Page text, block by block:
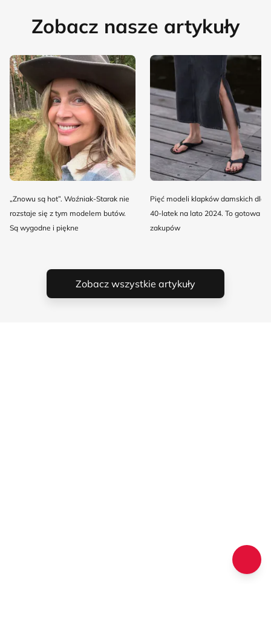
Zobacz nasze artykuły
„Znowu są hot”. Woźniak-Starak nie
rozstaje się z tym modelem butów.
Są wygodne i piękne
Pięć modeli klapków damskich dla
40-latek na lato 2024. To gotowa
zakupów
Zobacz wszystkie artykuły